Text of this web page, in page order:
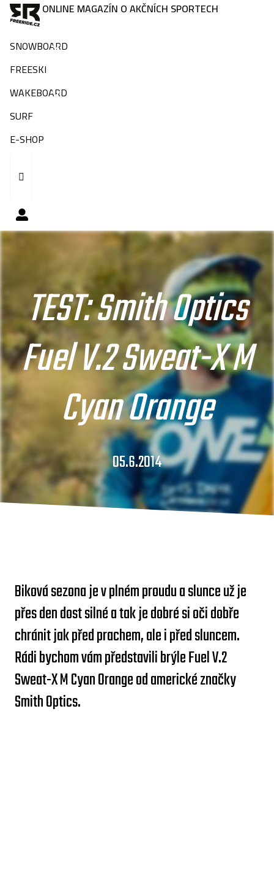
ONLINE MAGAZÍN O AKČNÍCH SPORTECH
SNOWBOARD
FREESKI
WAKEBOARD
SURF
E-SHOP
TEST: Smith Optics
Fuel V.2 Sweat-X M
Cyan Orange
05.6.2014
Biková sezona je v plném proudu a slunce už je
přes den dost silné a tak je dobré si oči dobře
chránit jak před prachem, ale i před sluncem.
Rádi bychom vám představili brýle Fuel V.2
Sweat-X M Cyan Orange od americké značky
Smith Optics.